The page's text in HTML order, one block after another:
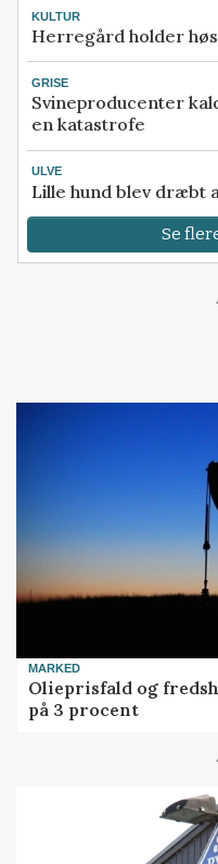
KULTUR
Herregård holder
GRISE
Svineproducenter
en katastrofe
ULVE
Lille hund blev dræbt
Se
MARKED
Olieprisfald og
på 3 procent